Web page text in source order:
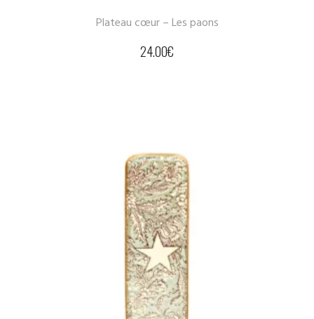
Plateau cœur – Les paons
24.00€